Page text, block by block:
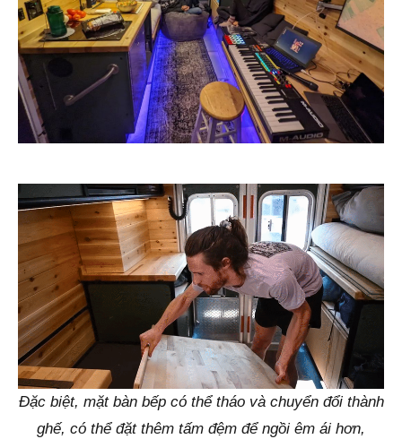
Đặc biệt, mặt bàn bếp có thể tháo và chuyển đổi thành
ghế, có thể đặt thêm tấm đệm để ngồi êm ái hơn,